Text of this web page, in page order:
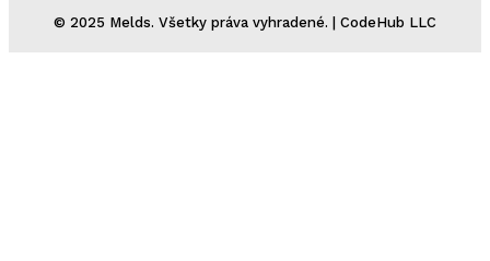
© 2025 Melds. Všetky práva vyhradené. | CodeHub LLC